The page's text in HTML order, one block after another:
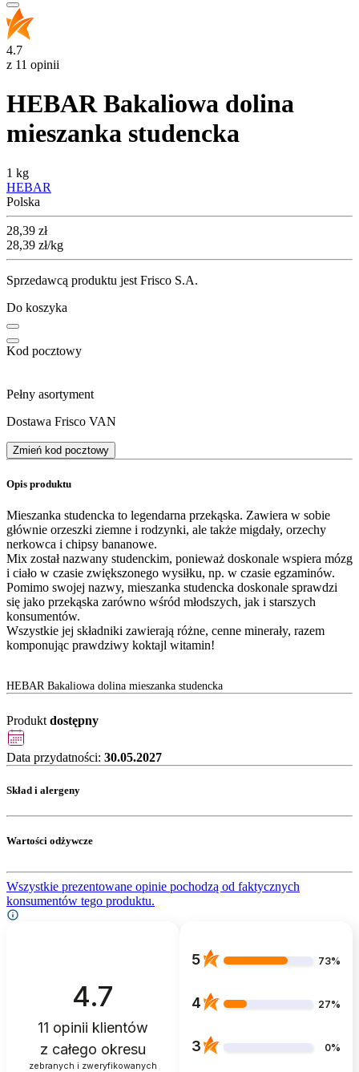
4.7
z 11 opinii
HEBAR Bakaliowa dolina
mieszanka studencka
1 kg
HEBAR
Polska
Cena
28,39 zł
28,39 zł/kg
Sprzedawcą produktu jest Frisco S.A.
Do koszyka
Kod pocztowy
Pełny asortyment
Dostawa Frisco VAN
Zmień kod pocztowy
Opis produktu
Mieszanka studencka to legendarna przekąska. Zawiera w sobie
głównie orzeszki ziemne i rodzynki, ale także migdały, orzechy
nerkowca i chipsy bananowe.
Mix został nazwany studenckim, ponieważ doskonale wspiera mózg
i ciało w czasie zwiększonego wysiłku, np. w czasie egzaminów.
Pomimo swojej nazwy, mieszanka studencka doskonale sprawdzi
się jako przekąska zarówno wśród młodszych, jak i starszych
konsumentów.
Wszystkie jej składniki zawierają różne, cenne minerały, razem
komponując prawdziwy koktajl witamin!
HEBAR Bakaliowa dolina mieszanka studencka
Produkt dostępny
Data przydatności: 30.05.2027
Skład i alergeny
Wartości odżywcze
Wszystkie prezentowane opinie pochodzą od faktycznych
konsumentów tego produktu.
4.7
11 opinii klientów
z całego okresu
zebranych i zweryfikowanych
5 73%
4 27%
3 0%